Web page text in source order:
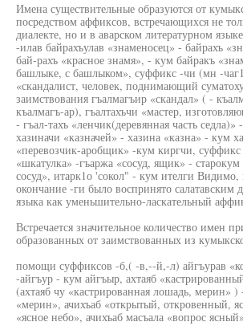
Имена существительные образуются от
посредством аффиксов, встречающихся не
диалекте, но и в аварском литературном
-илав байрахъулав «знаменосец» - байрахъ
бай-рахъ «красное знамя», - кум байракъ
башлыке, с башлыком», суффикс -чи (мн -
«скандалист, человек, поднимающий
заимствования гъалмагъир «скандал» ( -
къалмагъ-ар), гъалтахъчи «мастер,
- гъал-тахъ «ленчик(деревянная часть седла)»
хазиначи «казначей» - хазина «казна» - кум
«перевозчик-аробщик» -кум киргчи,
«шкатулка» -гъаржа «сосуд, ящик» -
сосуд», итарк1о 'сокол" - кум ителги Видимо,
окончание -ги было воспринято салатавским
языка как уменьшительно-ласкательный
Встречается значительное количество имен
образованных от заимствованных из
помощи суффиксов -б,( -в,--й,-л) айгъурав
-айгъур - кум айгъыр, ахтаяб
(ахтаяб чу «кастрированная лошадь, мерин» )
«мерин», ачихъаб «открытый, откровенный,
«ясное небо», ачихъаб масъала «вопрос